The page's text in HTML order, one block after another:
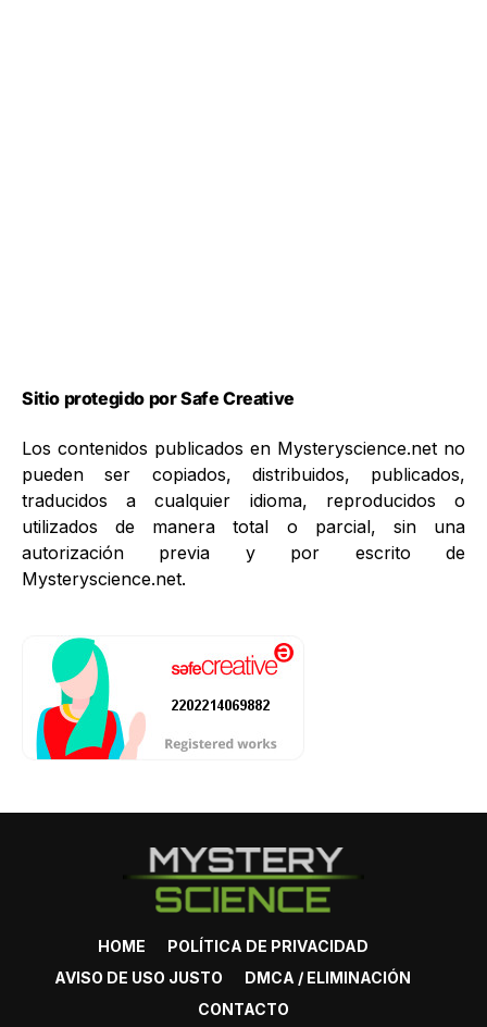
Sitio protegido por Safe Creative
Los contenidos publicados en Mysteryscience.net no
pueden ser copiados, distribuidos, publicados,
traducidos a cualquier idioma, reproducidos o
utilizados de manera total o parcial, sin una
autorización previa y por escrito de
Mysteryscience.net.
HOME
POLÍTICA DE PRIVACIDAD
AVISO DE USO JUSTO
DMCA / ELIMINACIÓN
CONTACTO